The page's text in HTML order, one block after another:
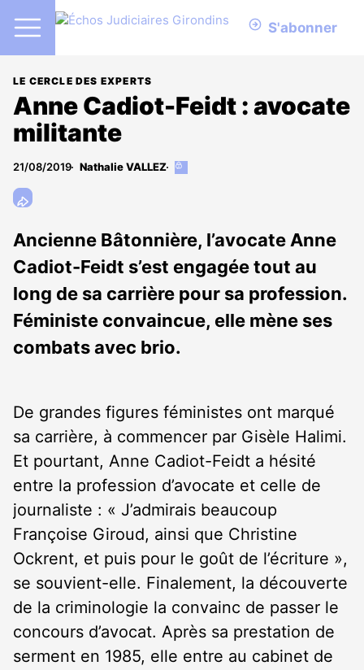
S'abonner
LE CERCLE DES EXPERTS
Anne Cadiot-Feidt : avocate
militante
21/08/2019 Nathalie VALLEZ
Cet
aux
abonnés
Ancienne Bâtonnière, l’avocate Anne
Cadiot-Feidt s’est engagée tout au
long de sa carrière pour sa profession.
Féministe convaincue, elle mène ses
combats avec brio.
De grandes figures féministes ont marqué
sa carrière, à commencer par Gisèle Halimi.
Et pourtant, Anne Cadiot-Feidt a hésité
entre la profession d’avocate et celle de
journaliste : « J’admirais beaucoup
Françoise Giroud, ainsi que Christine
Ockrent, et puis pour le goût de l’écriture »,
se souvient-elle. Finalement, la découverte
de la criminologie la convainc de passer le
concours d’avocat. Après sa prestation de
serment en 1985, elle entre au cabinet de